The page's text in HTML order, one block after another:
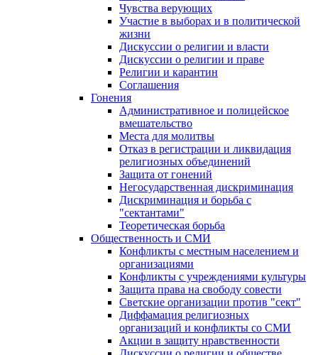
Чувства верующих
Участие в выборах и в политической
жизни
Дискуссии о религии и власти
Дискуссии о религии и праве
Религии и карантин
Соглашения
Гонения
Административное и полицейское
вмешательство
Места для молитвы
Отказ в регистрации и ликвидация
религиозных объединений
Защита от гонений
Негосударственная дискриминация
Дискриминация и борьба с
"сектантами"
Теоретическая борьба
Общественность и СМИ
Конфликты с местным населением и
организациями
Конфликты с учреждениями культуры
Защита права на свободу совести
Светские организации против "сект"
Диффамация религиозных
организаций и конфликты со СМИ
Акции в защиту нравственности